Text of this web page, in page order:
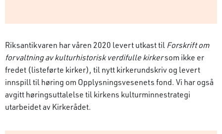
Riksantikvaren har våren 2020 levert utkast til Forskrift om
forvaltning av kulturhistorisk verdifulle kirkersom ikke er
fredet (listeførte kirker), til nytt kirkerundskriv og levert
innspill til høring om Opplysningsvesenets fond. Vi har også
avgitt høringsuttalelse til kirkens kulturminnestrategi
utarbeidet av Kirkerådet.